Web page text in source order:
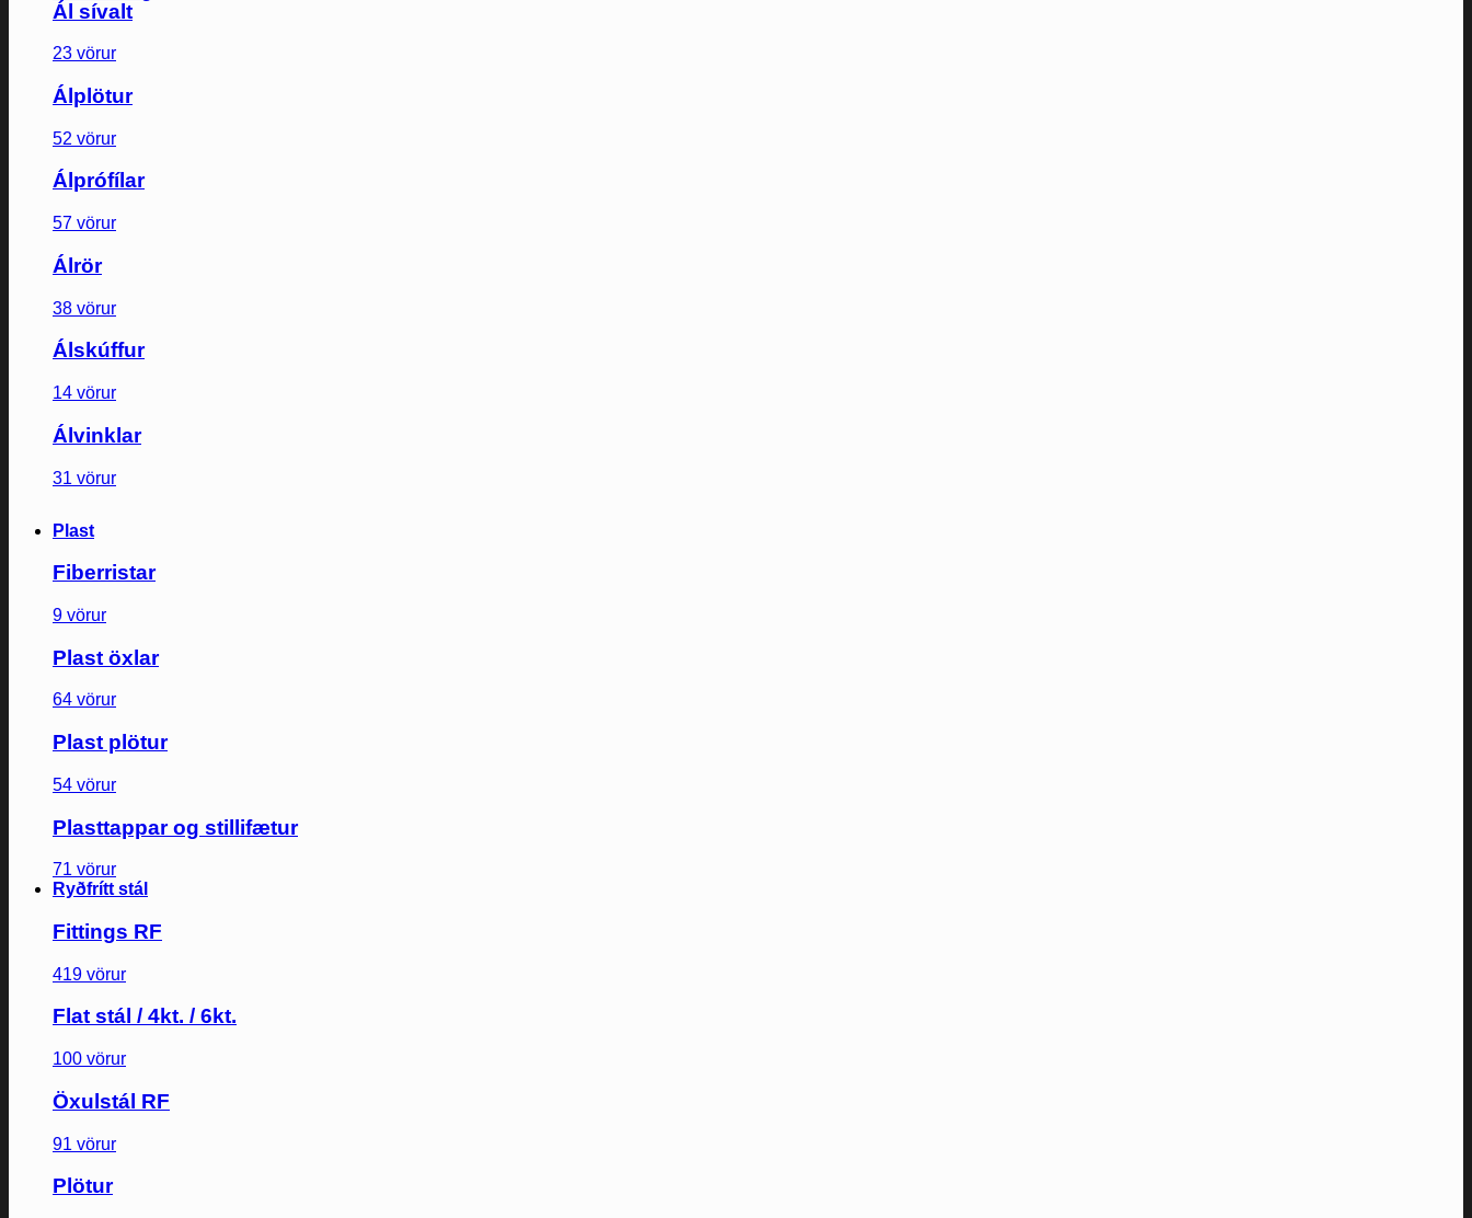
Ál sívalt
23 vörur
Álplötur
52 vörur
Álprófílar
57 vörur
Álrör
38 vörur
Álskúffur
14 vörur
Álvinklar
31 vörur
Plast
Fiberristar
9 vörur
Plast öxlar
64 vörur
Plast plötur
54 vörur
Plasttappar og stillifætur
71 vörur
Ryðfrítt stál
Fittings RF
419 vörur
Flat stál / 4kt. / 6kt.
100 vörur
Öxulstál RF
91 vörur
Plötur